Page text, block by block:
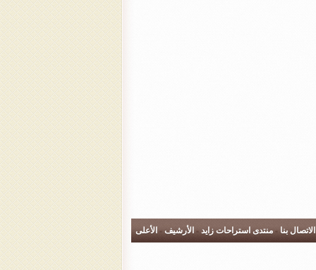
الاتصال بنا- منتدى استراحات زايد- الأرشيف - الأعلى